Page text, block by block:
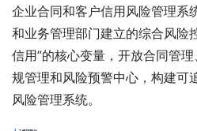
企业合同和客户信用风险管理系
和业务管理部门建立的综合风险
信用”的核心变量，开放合同管
规管理和风险预警中心，构建可
风险管理系统。